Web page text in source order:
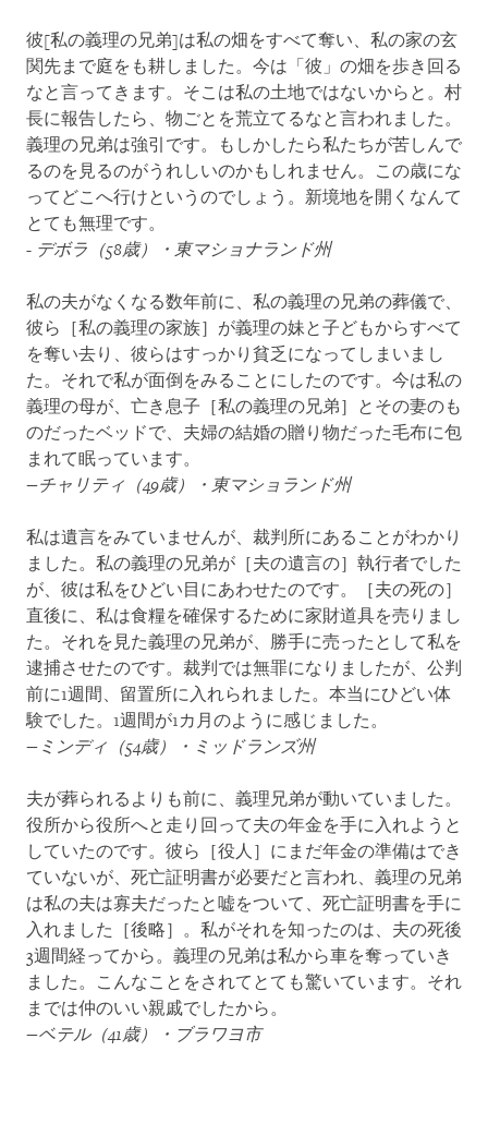
彼[私の義理の兄弟]は私の畑をすべて奪い、私の家の玄
関先まで庭をも耕しました。今は「彼」の畑を歩き回る
なと言ってきます。そこは私の土地ではないからと。村
長に報告したら、物ごとを荒立てるなと言われました。
義理の兄弟は強引です。もしかしたら私たちが苦しんで
るのを見るのがうれしいのかもしれません。この歳にな
ってどこへ行けというのでしょう。新境地を開くなんて
とても無理です。
- デボラ（58歳）・東マショナランド州
私の夫がなくなる数年前に、私の義理の兄弟の葬儀で、
彼ら［私の義理の家族］が義理の妹と子どもからすべて
を奪い去り、彼らはすっかり貧乏になってしまいまし
た。それで私が面倒をみることにしたのです。今は私の
義理の母が、亡き息子［私の義理の兄弟］とその妻のも
のだったベッドで、夫婦の結婚の贈り物だった毛布に包
まれて眠っています。
−チャリティ（49歳）・東マショランド州
私は遺言をみていませんが、裁判所にあることがわかり
ました。私の義理の兄弟が［夫の遺言の］執行者でした
が、彼は私をひどい目にあわせたのです。［夫の死の］
直後に、私は食糧を確保するために家財道具を売りまし
た。それを見た義理の兄弟が、勝手に売ったとして私を
逮捕させたのです。裁判では無罪になりましたが、公判
前に1週間、留置所に入れられました。本当にひどい体
験でした。1週間が1カ月のように感じました。
−ミンディ（54歳）・ミッドランズ州
夫が葬られるよりも前に、義理兄弟が動いていました。
役所から役所へと走り回って夫の年金を手に入れようと
していたのです。彼ら［役人］にまだ年金の準備はでき
ていないが、死亡証明書が必要だと言われ、義理の兄弟
は私の夫は寡夫だったと嘘をついて、死亡証明書を手に
入れました［後略］。私がそれを知ったのは、夫の死後
3週間経ってから。義理の兄弟は私から車を奪っていき
ました。こんなことをされてとても驚いています。それ
までは仲のいい親戚でしたから。
−ベテル（41歳）・ブラワヨ市